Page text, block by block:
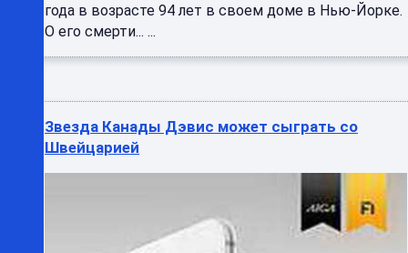
года в возрасте 94 лет в своем доме в Нью-Йорке.
О его смерти... ...
Звезда Канады Дэвис может сыграть со
Швейцарией